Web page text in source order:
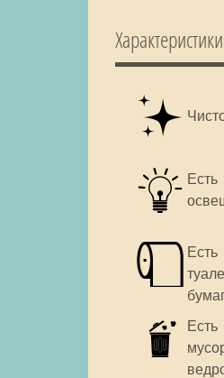
Характеристики
Есть
Есть
Есть